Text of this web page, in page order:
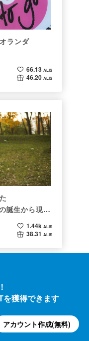
ランダ
66.13 ALIS
46.20 ALIS
誕生から現在
1.44k ALIS
38.31 ALIS
を獲得できます
アカウント作成(無料)